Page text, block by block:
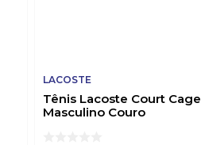
LACOSTE
Tênis Lacoste Court Cage
Masculino Couro